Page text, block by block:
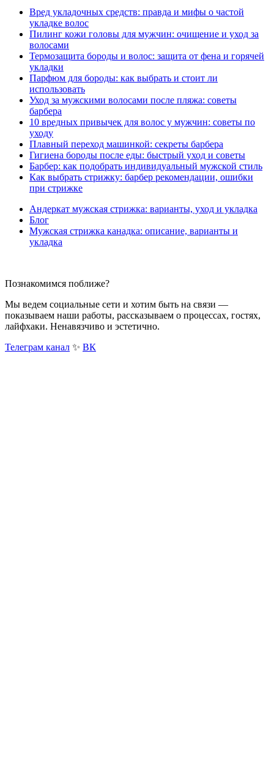
Вред укладочных средств: правда и мифы о частой
укладке волос
Пилинг кожи головы для мужчин: очищение и уход за
волосами
Термозащита бороды и волос: защита от фена и горячей
укладки
Парфюм для бороды: как выбрать и стоит ли
использовать
Уход за мужскими волосами после пляжа: советы
барбера
10 вредных привычек для волос у мужчин: советы по
уходу
Плавный переход машинкой: секреты барбера
Гигиена бороды после еды: быстрый уход и советы
Барбер: как подобрать индивидуальный мужской стиль
Как выбрать стрижку: барбер рекомендации, ошибки
при стрижке
Андеркат мужская стрижка: варианты, уход и укладка
Блог
Мужская стрижка канадка: описание, варианты и
укладка
Познакомимся поближе?
Мы ведем социальные сети и хотим быть на связи —
показываем наши работы, рассказываем о процессах, гостях,
лайфхаки. Ненавязчиво и эстетично.
Телеграм канал ✨ ВК